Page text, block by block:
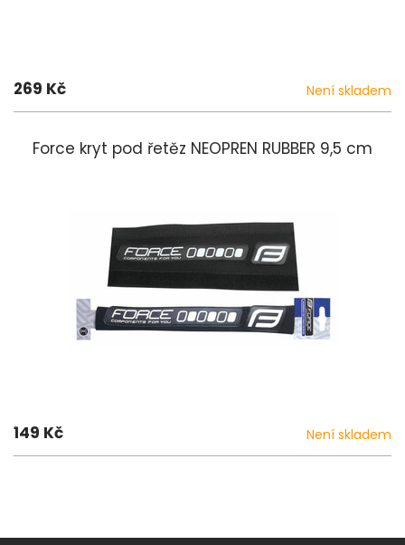
269 Kč Není skladem
Force kryt pod řetěz NEOPREN RUBBER 9,5 cm
149 Kč Není skladem